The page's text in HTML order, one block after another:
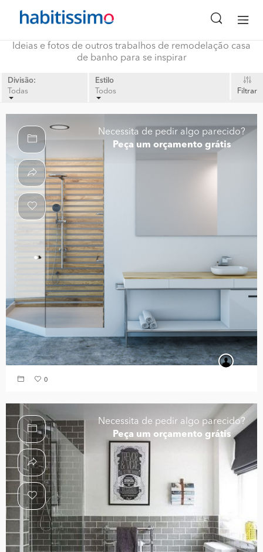
Ideias e fotos de outros trabalhos de remodelação casa
de banho para se inspirar
Divisão:
Todas
Estilo
Todos
Filtrar
Necessita de pedir algo parecido?
Peça um orçamento grátis
0
Necessita de pedir algo parecido?
Peça um orçamento grátis